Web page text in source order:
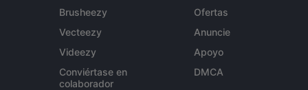
Brusheezy
Vecteezy
Videezy
Conviértase en
colaborador
Ofertas
Anuncie
Apoyo
DMCA